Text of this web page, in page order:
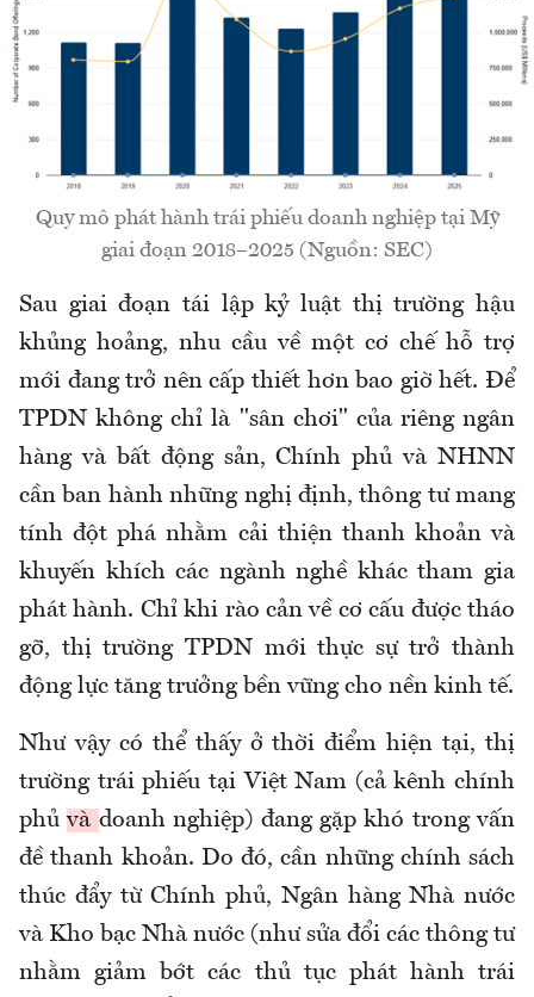
Quy mô phát hành trái phiếu doanh nghiệp tại Mỹ
giai đoạn 2018–2025 (Nguồn: SEC)
Sau giai đoạn tái lập kỷ luật thị trường hậu
khủng hoảng, nhu cầu về một cơ chế hỗ trợ
mới đang trở nên cấp thiết hơn bao giờ hết. Để
TPDN không chỉ là "sân chơi" của riêng ngân
hàng và bất động sản, Chính phủ và NHNN
cần ban hành những nghị định, thông tư mang
tính đột phá nhằm cải thiện thanh khoản và
khuyến khích các ngành nghề khác tham gia
phát hành. Chỉ khi rào cản về cơ cấu được tháo
gỡ, thị trường TPDN mới thực sự trở thành
động lực tăng trưởng bền vững cho nền kinh tế.
Như vậy có thể thấy ở thời điểm hiện tại, thị
trường trái phiếu tại Việt Nam (cả kênh chính
phủvà doanh nghiệp) đang gặp khó trong vấn
đề thanh khoản. Do đó, cần những chính sách
thúc đẩy từ Chính phủ, Ngân hàng Nhà nước
và Kho bạc Nhà nước (như sửa đổi các thông tư
nhằm giảm bớt các thủ tục phát hành trái